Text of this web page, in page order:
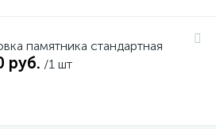
памятника стандартная
руб. /1 шт